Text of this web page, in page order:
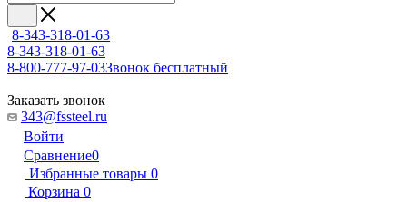
8-343-318-01-63
8-343-318-01-63
8-800-777-97-03Звонок бесплатный
Заказать звонок
343@fssteel.ru
Войти
Сравнение0
Избранные товары 0
Корзина 0